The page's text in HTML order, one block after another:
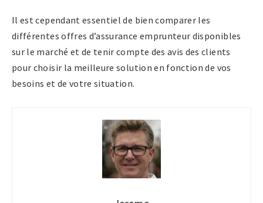
Il est cependant essentiel de bien comparer les
différentes offres d’assurance emprunteur disponibles
sur le marché et de tenir compte des avis des clients
pour choisir la meilleure solution en fonction de vos
besoins et de votre situation.